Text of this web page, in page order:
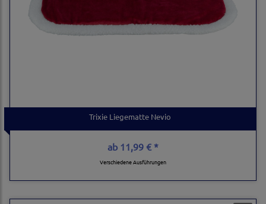
Trixie Liegematte Nevio
ab 11,99 € *
Verschiedene Ausführungen